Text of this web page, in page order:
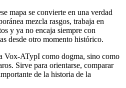
mapa se convierte en una verdad
mezcla rasgos, trabaja en
y ya no encaja siempre con
desde otro momento histórico.
Vox-ATypI como dogma, sino como
Sirve para orientarse, comparar
de la historia de la